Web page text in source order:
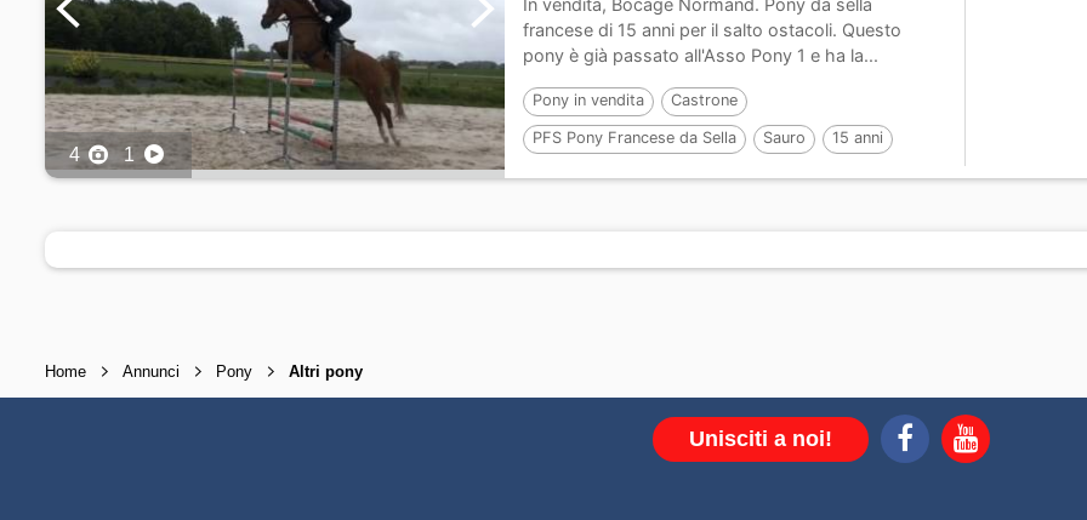
4 1
In vendita, Bocage Normand. Pony da sella
francese di 15 anni per il salto ostacoli. Questo
pony è già passato all'Asso Pony 1 e ha la...
Pony in vendita Castrone
PFS Pony Francese da Sella Sauro 15 anni
149 cm Per :MEEPING CHA DE FLORYS
Home Annunci Pony Altri pony
Unisciti a noi!